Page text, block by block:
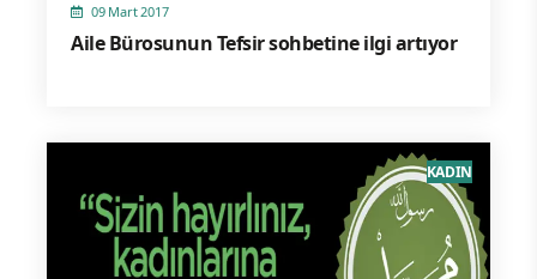
09 Mart 2017
Aile Bürosunun Tefsir sohbetine ilgi artıyor
KADIN